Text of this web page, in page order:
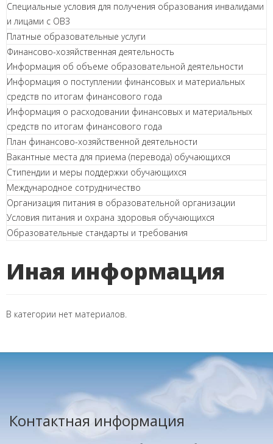
Специальные условия для получения образования инвалидами
и лицами с ОВЗ
Платные образовательные услуги
Финансово-хозяйственная деятельность
Информация об объеме образовательной деятельности
Информация о поступлении финансовых и материальных
средств по итогам финансового года
Информация о расходовании финансовых и материальных
средств по итогам финансового года
План финансово-хозяйственной деятельности
Вакантные места для приема (перевода) обучающихся
Стипендии и меры поддержки обучающихся
Международное сотрудничество
Организация питания в образовательной организации
Условия питания и охрана здоровья обучающихся
Образовательные стандарты и требования
Иная информация
В категории нет материалов.
Контактная информация